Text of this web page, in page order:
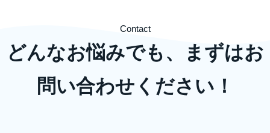
どんなお悩みでも、まずはお
問い合わせください！
Contact